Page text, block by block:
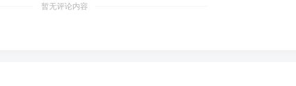
暂无评论内容